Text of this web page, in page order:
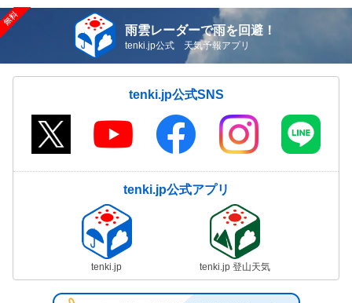
雨雲レーダーで雨を回避！
tenki.jp公式 天気予報アプリ
tenki.jp公式SNS
tenki.jp公式アプリ
tenki.jp tenki.jp 登山天気